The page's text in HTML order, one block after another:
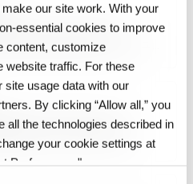
our site work. With your
cookies to improve
content, customize
website traffic. For these
usage data with our
By clicking “Allow all,” you
all the technologies described in
your cookie settings at
Preferences."
Governance Layer)은 AI
한, 품질, 개인정보 보호, 감사 로그,
계층입니다. 데이터 소유권, 액세스
동화하며, 규제 요구와 기업 정책을
해 다음 계층에 전달하는 연산
성곱(Convolutional), 순환
정규화(Normalization),
있으며, 각 계층이 특정한 특성 추출·